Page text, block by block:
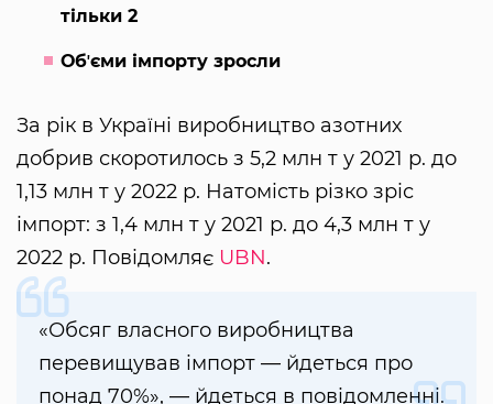
тільки 2
Обʼєми імпорту зросли
За рік в Україні виробництво азотних
добрив скоротилось з 5,2 млн т у 2021 р. до
1,13 млн т у 2022 р. Натомість різко зріс
імпорт: з 1,4 млн т у 2021 р. до 4,3 млн т у
2022 р. Повідомляє UBN.
«Обсяг власного виробництва
перевищував імпорт — йдеться про
понад 70%», — йдеться в повідомленні.